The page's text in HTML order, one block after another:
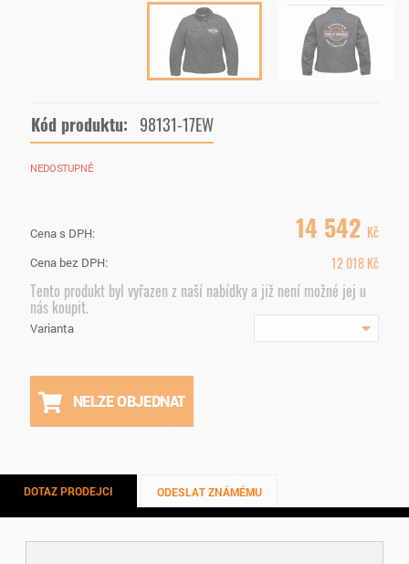
Kód produktu: 98131-17EW
NEDOSTUPNÉ
Cena s DPH: 14 542 Kč
Cena bez DPH: 12 018Kč
Tento produkt byl vyřazen z naší nabídky a již není možné jej u
nás koupit.
Varianta
NELZE OBJEDNAT
DOTAZ PRODEJCI ODESLAT ZNÁMÉMU